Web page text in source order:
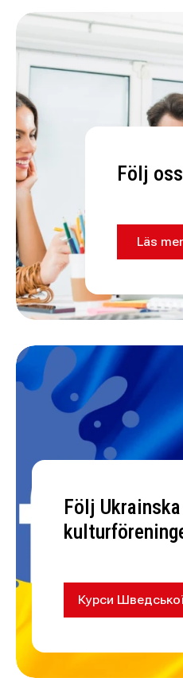
Följ
Läs
Följ Ukrainska
Курси